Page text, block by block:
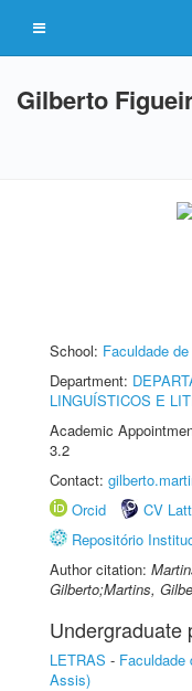
Gilberto
School: Faculdade
Department:
LINGUÍSTICOS E
Academic
3.2
Contact:
Orcid
CV
Repositório
Author citation:
Gilberto;Martins,
Undergraduate
LETRAS - Faculdade
Assis)